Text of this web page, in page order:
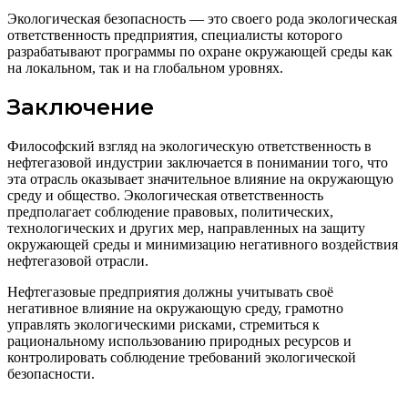
Экологическая безопасность — это своего рода экологическая
ответственность предприятия, специалисты которого
разрабатывают программы по охране окружающей среды как
на локальном, так и на глобальном уровнях.
Заключение
Философский взгляд на экологическую ответственность в
нефтегазовой индустрии заключается в понимании того, что
эта отрасль оказывает значительное влияние на окружающую
среду и общество. Экологическая ответственность
предполагает соблюдение правовых, политических,
технологических и других мер, направленных на защиту
окружающей среды и минимизацию негативного воздействия
нефтегазовой отрасли.
Нефтегазовые предприятия должны учитывать своё
негативное влияние на окружающую среду, грамотно
управлять экологическими рисками, стремиться к
рациональному использованию природных ресурсов и
контролировать соблюдение требований экологической
безопасности.